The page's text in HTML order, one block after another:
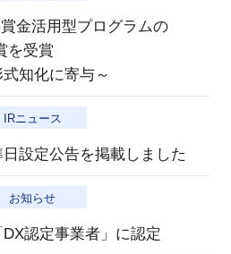
金活用型プログラムの
を受賞
知化に寄与～
IRニュース
設定公告を掲載しました
お知らせ
認定事業者」に認定